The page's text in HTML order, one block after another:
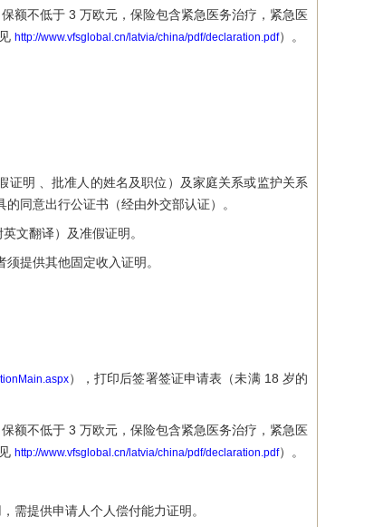
不低于 3 万欧元，保险包含紧急医务治疗，紧急医
http://www.vfsglobal.cn/latvia/china/pdf/declaration.pdf）。
明 、批准人的姓名及职位）及家庭关系或监护关系
同意出行公证书（经由外交部认证）。
文翻译）及准假证明。
提供其他固定收入证明。
），打印后签署签证申请表（未满 18 岁的
不低于 3 万欧元，保险包含紧急医务治疗，紧急医
http://www.vfsglobal.cn/latvia/china/pdf/declaration.pdf）。
提供申请人个人偿付能力证明。